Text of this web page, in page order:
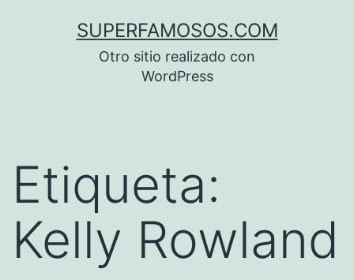
SUPERFAMOSOS.COM
Otro sitio realizado con
WordPress
Etiqueta:
Kelly Rowland